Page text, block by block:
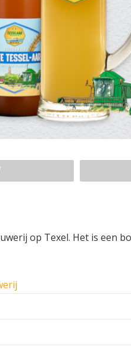
op Texel. Het is een